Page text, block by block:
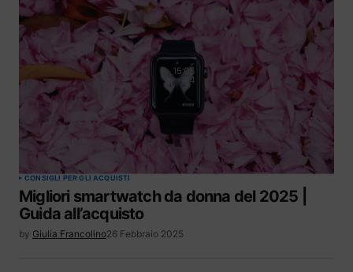
CONSIGLI PER GLI ACQUISTI
Migliori smartwatch da donna del 2025 |
Guida all’acquisto
by Giulia Francolino26 Febbraio 2025